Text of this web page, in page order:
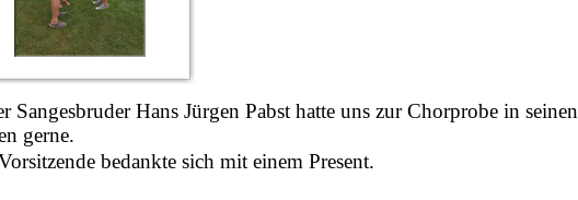
Sangesbruder Hans Jürgen Pabst hatte uns zur Chorprobe in
gerne.
bedankte sich mit einem Present.